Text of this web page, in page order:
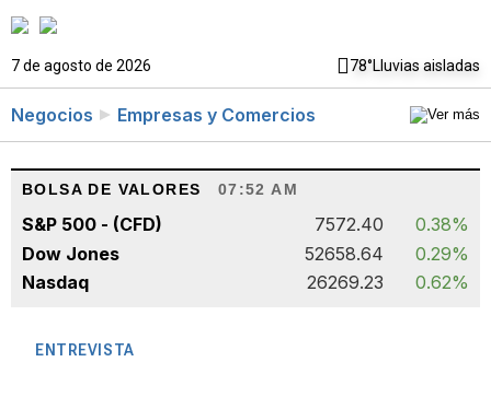
7 de agosto de 2026 78°Lluvias aisladas
Negocios Empresas y Comercios
BOLSA DE VALORES 07:52 AM
S&P 500 - (CFD) 7572.40
0.38%
Dow Jones
52658.64
0.29%
Nasdaq
26269.23 0.62%
ENTREVISTA